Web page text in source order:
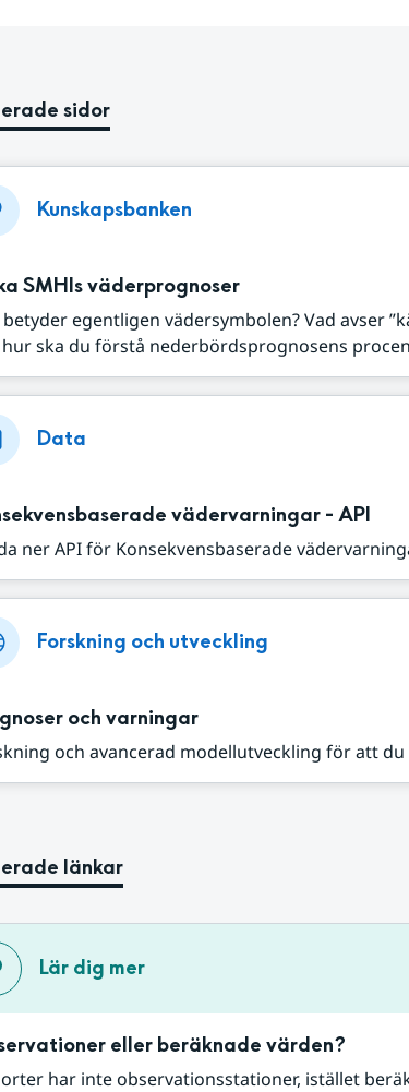
sidor
Kunskapsbanken
SMHIs väderprognoser
betyder egentligen vädersymbolen? Vad avser
ska du förstå nederbördsprognosens
Data
vädervarningar - API
ner API för Konsekvensbaserade
Forskning och utveckling
och varningar
och avancerad modellutveckling för att du
länkar
Lär dig mer
eller beräknade värden?
har inte observationsstationer, istället